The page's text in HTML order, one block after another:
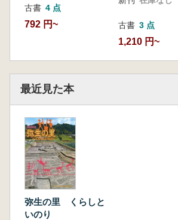
古書 4 点
792 円~ 古書 3 点
1,210 円~
最近見た本
弥生の里 くらしと
いのり